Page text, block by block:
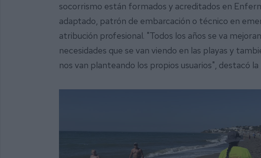
socorrismo están formados y acreditados en
adaptado, patrón de embarcación o técnico en
atribución profesional. "Todos los años se va
necesidades que se van viendo en las playas y
nos van planteando los propios usuarios", destacó la